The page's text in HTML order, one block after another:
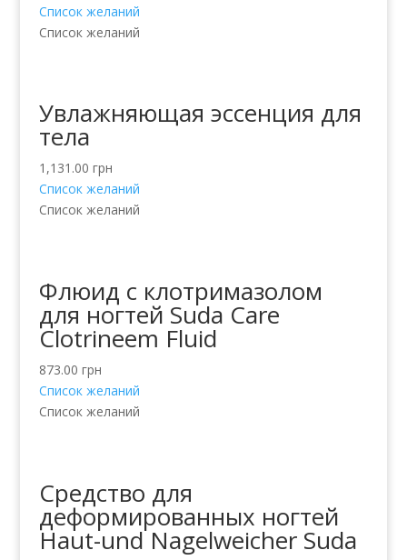
Список желаний
Список желаний
Увлажняющая эссенция для
тела
1,131.00 грн
Список желаний
Список желаний
Флюид с клотримазолом
для ногтей Suda Care
Clotrineem Fluid
873.00 грн
Список желаний
Список желаний
Средство для
деформированных ногтей
Haut-und Nagelweicher Suda